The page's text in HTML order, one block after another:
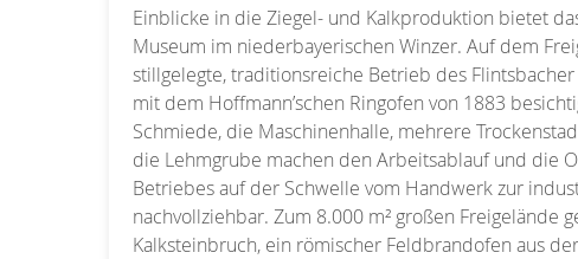
Einblicke in die Ziegel- und Kalkproduktion bietet
Museum im niederbayerischen Winzer. Auf dem
stillgelegte, traditionsreiche Betrieb des
mit dem Hoffmann’schen Ringofen von 1883
Schmiede, die Maschinenhalle, mehrere
die Lehmgrube machen den Arbeitsablauf und die
Betriebes auf der Schwelle vom Handwerk zur
nachvollziehbar. Zum 8.000 m² großen Freigelände
Kalksteinbruch, ein römischer Feldbrandofen aus